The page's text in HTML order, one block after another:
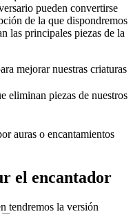
pueden convertirse
de la que dispondremos
las principales piezas de la
mejorar nuestras criaturas
eliminan piezas de nuestros
auras o encantamientos
el encantador
tendremos la versión